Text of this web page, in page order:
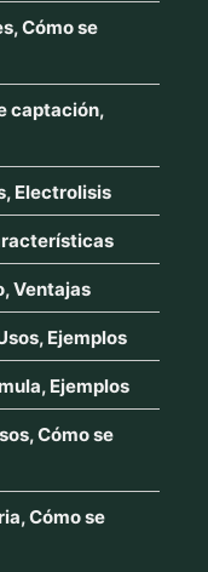
Cómo se
captación,
Electrolisis
Ventajas
Ejemplos
Ejemplos
Cómo se
Cómo se